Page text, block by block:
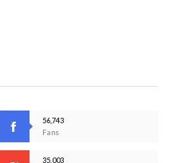
56,743
Fans
35,003